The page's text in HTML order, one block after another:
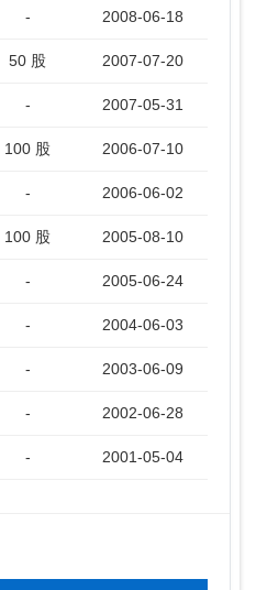
- 2008-06-18
50 股 2007-07-20
- 2007-05-31
100 股 2006-07-10
- 2006-06-02
100 股 2005-08-10
- 2005-06-24
- 2004-06-03
- 2003-06-09
- 2002-06-28
- 2001-05-04